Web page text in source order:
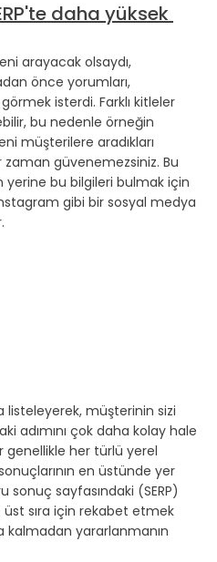
daha yüksek
arayacak olsaydı,
önce yorumları,
isterdi. Farklı kitleler
bu nedenle örneğin
müşterilere aradıkları
zaman güvenemezsiniz. Bu
bu bilgileri bulmak için
gibi bir sosyal medya
müşterinin sizi
adımını çok daha kolay hale
genellikle her türlü yerel
en üstünde yer
sonuç sayfasındaki (SERP)
sıra için rekabet etmek
yararlanmanın